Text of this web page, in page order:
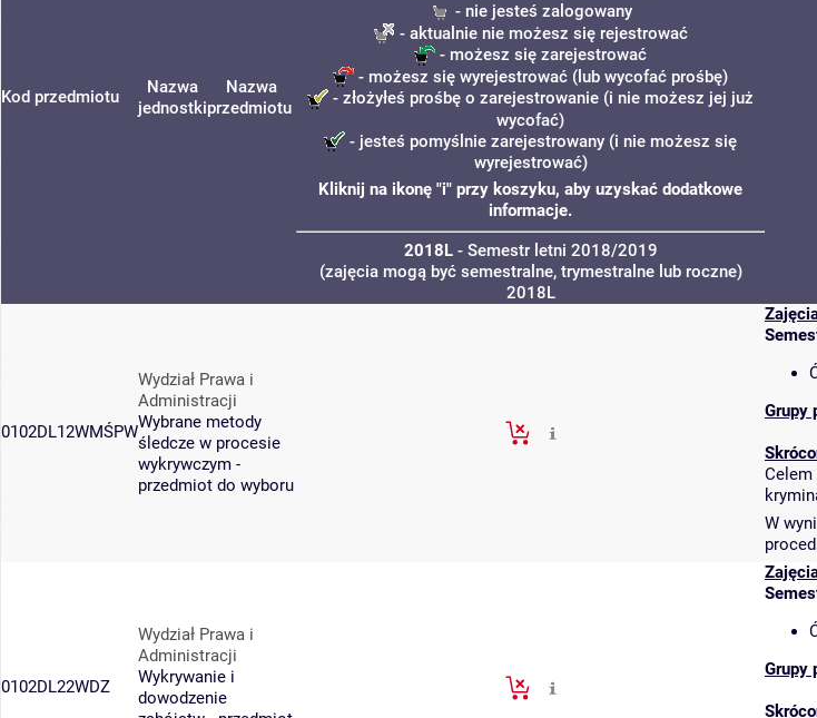
Kod przedmiotu
Nazwa
jednostki
Nazwa
przedmiotu
- nie jesteś zalogowany
- aktualnie nie możesz się rejestrować
- możesz się zarejestrować
- możesz się wyrejestrować (lub wycofać prośbę)
- złożyłeś prośbę o zarejestrowanie (i nie możesz jej już
wycofać)
- jesteś pomyślnie zarejestrowany (i nie możesz się
wyrejestrować)
Kliknij na ikonę "i" przy koszyku, aby uzyskać dodatkowe
informacje.
2018L- Semestr letni 2018/2019
(zajęcia mogą być semestralne, trymestralne lub roczne)
2018L
0102DL12WMŚPW
Wydział Prawa i
Administracji
Wybrane metody
śledcze w procesie
wykrywczym -
przedmiot do wyboru
Grupy
Celem
W
0102DL22WDZ
Wydział Prawa i
Administracji
Wykrywanie i
dowodzenie
Grupy